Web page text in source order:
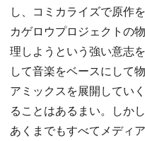
し、コミカライズで原作
カゲロウプロジェクトの
理しようという強い意志
して音楽をベースにして
アミックスを展開してい
ることはあるまい。しか
あくまでもすべてメディ